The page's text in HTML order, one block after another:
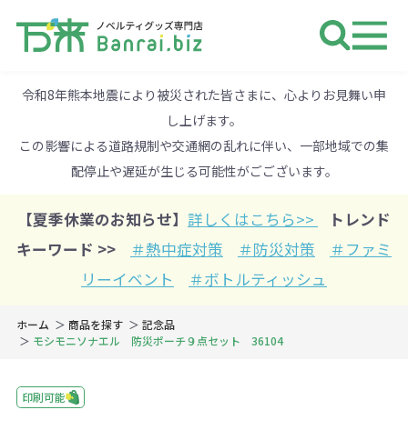
令和8年熊本地震により被災された皆さまに、心よりお見舞い申
し上げます。
この影響による道路規制や交通網の乱れに伴い、一部地域での集
配停止や遅延が生じる可能性がごございます。
【夏季休業のお知らせ】 詳しくはこちら>>
トレンド
キーワード >>
＃熱中症対策 ＃防災対策
＃ファミ
リーイベント
＃ボトルティッシュ
ホーム 商品を探す
記念品
モシモニソナエル 防災ポーチ９点セット 36104
印刷可能